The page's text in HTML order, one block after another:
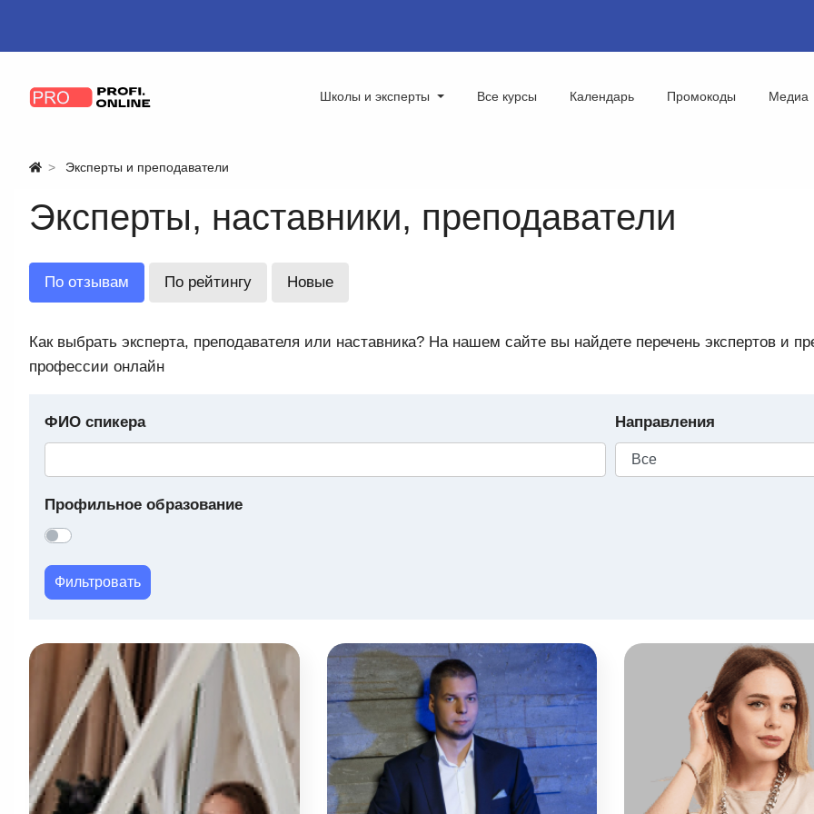
Школы и эксперты Все курсы Календарь Промокоды Медиа
Эксперты и преподаватели
Эксперты, наставники, преподаватели
По отзывам По рейтингу Новые
Как выбрать эксперта, преподавателя или наставника? На нашем сайте вы найдете перечень экспертов и
профессии онлайн
ФИО спикера Направления
Профильное образование
Фильтровать